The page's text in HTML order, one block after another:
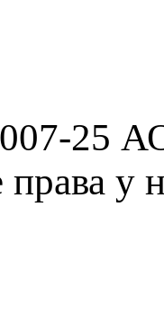
25
права у